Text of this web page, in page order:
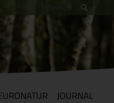
JOURNAL